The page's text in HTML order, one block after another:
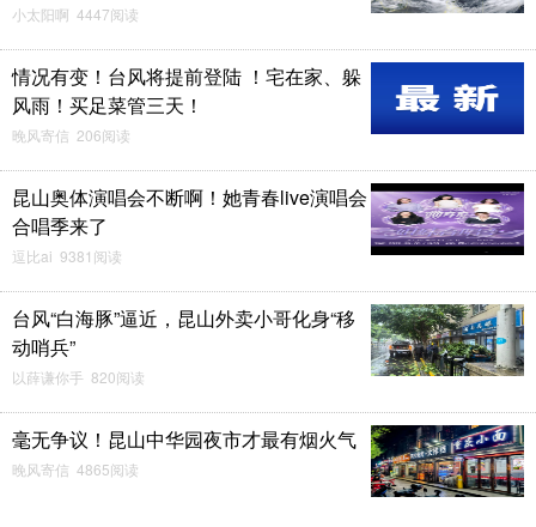
小太阳啊 4447阅读
情况有变！台风将提前登陆 ！宅在家、躲
风雨！买足菜管三天！
晚风寄信 206阅读
昆山奥体演唱会不断啊！她青春live演唱会
合唱季来了
逗比ai 9381阅读
台风“白海豚”逼近，昆山外卖小哥化身“移
动哨兵”
以薛谦你手 820阅读
毫无争议！昆山中华园夜市才最有烟火气
晚风寄信 4865阅读